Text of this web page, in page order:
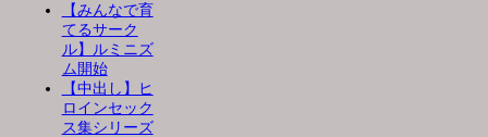
【みんなで育
てるサーク
ル】ルミニズ
ム開始
【中出し】ヒ
ロインセック
ス集シリーズ